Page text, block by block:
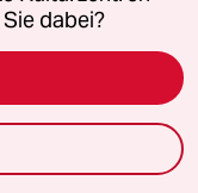
dabei?